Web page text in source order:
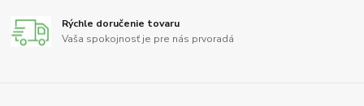
Rýchle doručenie tovaru
Vaša spokojnosť je pre nás prvoradá